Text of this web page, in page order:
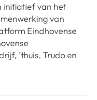
initiatief van het
van
Eindhovense
’thuis, Trudo en